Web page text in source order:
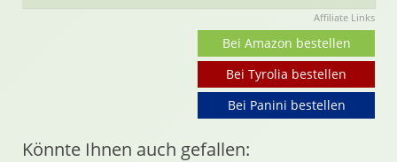
Affiliate Links
Bei Amazon bestellen
Bei Tyrolia bestellen
Bei Panini bestellen
Könnte Ihnen auch gefallen: